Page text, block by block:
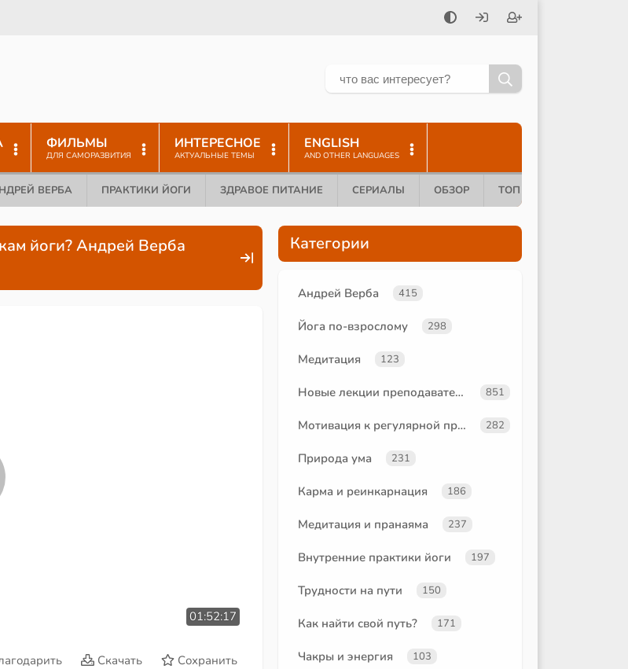
ФИЛЬМЫ
ДЛЯ САМОРАЗВИТИЯ
ИНТЕРЕСНОЕ
АКТУАЛЬНЫЕ ТЕМЫ
ENGLISH
AND OTHER LANGUAGES
ВЕРБА ПРАКТИКИ ЙОГИ ЗДРАВОЕ ПИТАНИЕ СЕРИАЛЫ ОБЗОР ТОП 10
йоги? Андрей Верба
01:52:17
Скачать Сохранить
Категории
Андрей Верба 415
Йога по-взрослому 298
Медитация 123
Новые лекции преподавателей 851
Мотивация к регулярной практике 282
Природа ума 231
Карма и реинкарнация 186
Медитация и пранаяма 237
Внутренние практики йоги 197
Трудности на пути 150
Как найти свой путь? 171
Чакры и энергия 103